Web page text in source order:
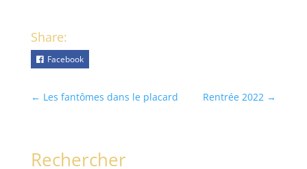
Share:
Facebook
← Les fantômes dans le placard Rentrée 2022 →
Rechercher